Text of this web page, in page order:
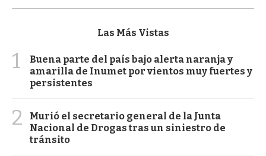
Las Más Vistas
1
Buena parte del país bajo alerta naranja y
amarilla de Inumet por vientos muy fuertes y
persistentes
2
Murió el secretario general de la Junta
Nacional de Drogas tras un siniestro de
tránsito